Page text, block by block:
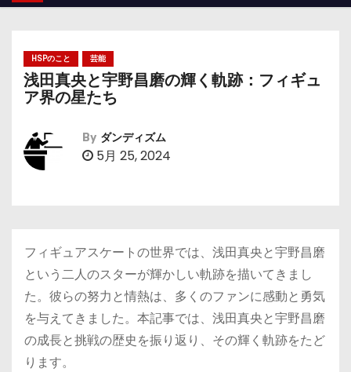
HSPのこと 芸能
浅田真央と宇野昌磨の輝く軌跡：フィギュ
ア界の星たち
By ダンディズム
5月 25, 2024
フィギュアスケートの世界では、浅田真央と宇野昌磨
という二人のスターが輝かしい軌跡を描いてきまし
た。彼らの努力と情熱は、多くのファンに感動と勇気
を与えてきました。本記事では、浅田真央と宇野昌磨
の成長と挑戦の歴史を振り返り、その輝く軌跡をたど
ります。